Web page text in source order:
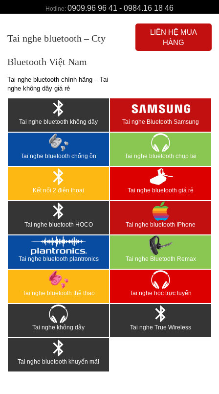
Hotline: 0909.96 96 41 - 0984.16 18 46
Tai nghe bluetooth – Cty
Bluetooth Việt Nam
Tai nghe bluetooth chính hãng – Tai
nghe không dây giá rẻ
LIÊN HỆ MUA
HÀNG
Tai nghe bluetooth không dây Tai nghe Bluetooth Samsung
Tai nghe bluetooth chống ồn Tai nghe bluetooth chụp tai
Kết nối 2 điện thoại Tai nghe bluetooth giá rẻ
Tai nghe bluetooth HOCO Tai nghe bluetooth IPhone
Tai nghe bluetooth plantronics Tai nghe Bluetooth Remax
Tai nghe bluetooth thể thao Tai nghe học trực tuyến
Tai nghe không dây Tai nghe True Wireless
Tai nghe bluetooth khuyến mãi